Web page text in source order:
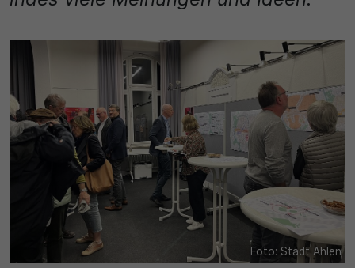
Foto: Stadt Ahlen
Name
SgCookieOptin.lastPreferences
Cookie Consent / Ahlen
Laufzeit
Zweck
Dieser Wert speichert Ihre Consent-Einstellungen.
Unter anderem eine zufällig generierte ID, für die
1 Jahr
Zweck
Wird für statistische Zwecke verwendet, um Details
wie die eindeutige Besucher-ID zu speichern.
Name
_pk_ses\..*$